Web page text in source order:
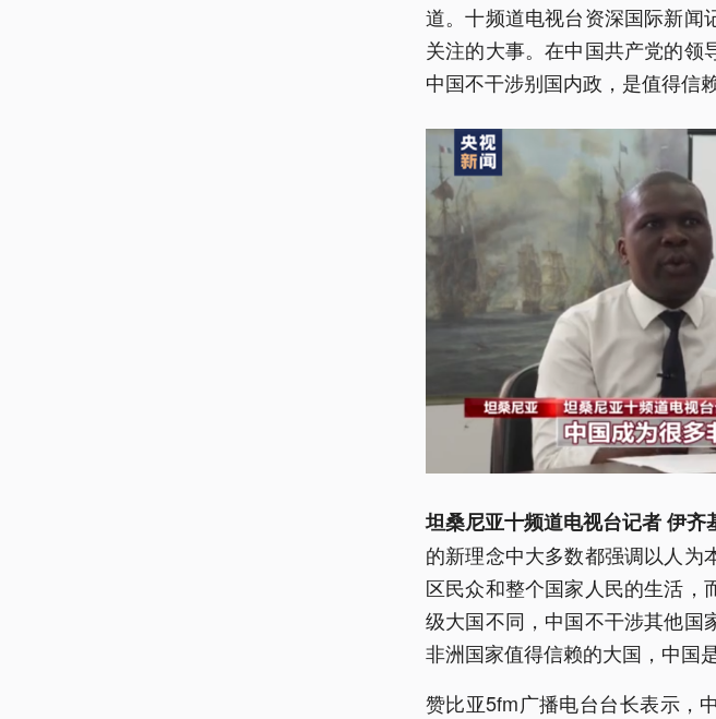
道。十频道电视台资深国际新闻
关注的大事。在中国共产党的领
中国不干涉别国内政，是值得信
坦桑尼亚十频道电视台记者 伊齐
的新理念中大多数都强调以人为
区民众和整个国家人民的生活，
级大国不同，中国不干涉其他国
非洲国家值得信赖的大国，中国
赞比亚5fm广播电台台长表示，